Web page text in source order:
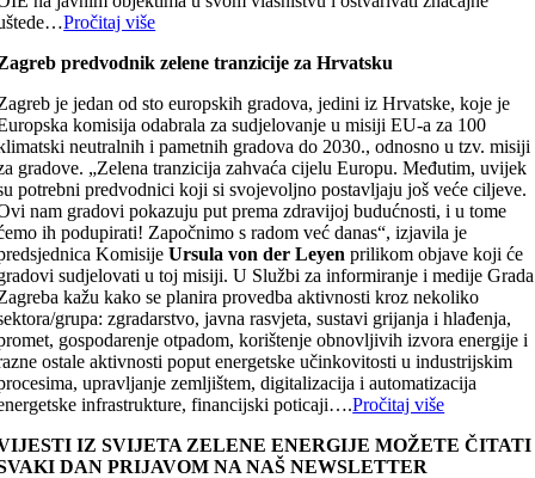
Pročitaj više
predvodnik zelene tranzicije za Hrvatsku
je jedan od sto europskih gradova, jedini iz Hrvatske, koje je
komisija odabrala za sudjelovanje u misiji EU-a za 100
neutralnih i pametnih gradova do 2030., odnosno u tzv. misiji
gradove. „Zelena tranzicija zahvaća cijelu Europu. Međutim, uvijek
potrebni predvodnici koji si svojevoljno postavljaju još veće ciljeve.
nam gradovi pokazuju put prema zdravijoj budućnosti, i u tome
ih podupirati! Započnimo s radom već danas“, izjavila je
KomisijeUrsula von der Leyen prilikom objave koji će
sudjelovati u toj misiji. U Službi za informiranje i medije Grada
kažu kako se planira provedba aktivnosti kroz nekoliko
grupa: zgradarstvo, javna rasvjeta, sustavi grijanja i hlađenja,
gospodarenje otpadom, korištenje obnovljivih izvora energije i
ostale aktivnosti poput energetske učinkovitosti u industrijskim
upravljanje zemljištem, digitalizacija i automatizacija
infrastrukture, financijski poticaji….Pročitaj više
IZ SVIJETA ZELENE ENERGIJE MOŽETE ČITATI
DAN PRIJAVOM NA NAŠ NEWSLETTER